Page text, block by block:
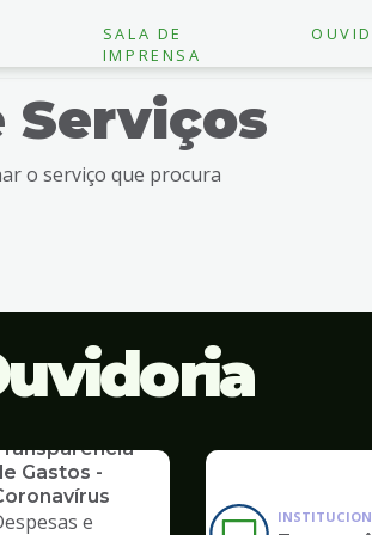
SALA DE
IMPRENSA
Serviços
o serviço que procura
Gastos -
e